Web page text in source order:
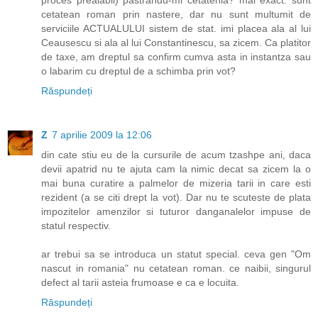
cetatean roman prin nastere, dar nu sunt multumit de
serviciile ACTUALULUI sistem de stat. imi placea ala al lui
Ceausescu si ala al lui Constantinescu, sa zicem. Ca platitor
de taxe, am dreptul sa confirm cumva asta in instantza sau
o labarim cu dreptul de a schimba prin vot?
Răspundeți
Z 7 aprilie 2009 la 12:06
din cate stiu eu de la cursurile de acum tzashpe ani, daca
devii apatrid nu te ajuta cam la nimic decat sa zicem la o
mai buna curatire a palmelor de mizeria tarii in care esti
rezident (a se citi drept la vot). Dar nu te scuteste de plata
impozitelor amenzilor si tuturor danganalelor impuse de
statul respectiv.
ar trebui sa se introduca un statut special. ceva gen "Om
nascut in romania" nu cetatean roman. ce naibii, singurul
defect al tarii asteia frumoase e ca e locuita.
Răspundeți